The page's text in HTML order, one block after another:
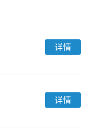
详情
详情